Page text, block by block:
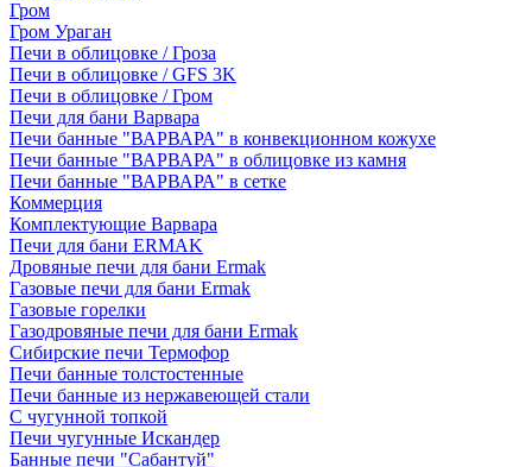
Гром
Гром Ураган
Печи в облицовке / Гроза
Печи в облицовке / GFS 3K
Печи в облицовке / Гром
Печи для бани Варвара
Печи банные "ВАРВАРА" в конвекционном кожухе
Печи банные "ВАРВАРА" в облицовке из камня
Печи банные "ВАРВАРА" в сетке
Коммерция
Комплектующие Варвара
Печи для бани ERMAK
Дровяные печи для бани Ermak
Газовые печи для бани Ermak
Газовые горелки
Газодровяные печи для бани Ermak
Сибирские печи Термофор
Печи банные толстостенные
Печи банные из нержавеющей стали
С чугунной топкой
Печи чугунные Искандер
Банные печи "Сабантуй"